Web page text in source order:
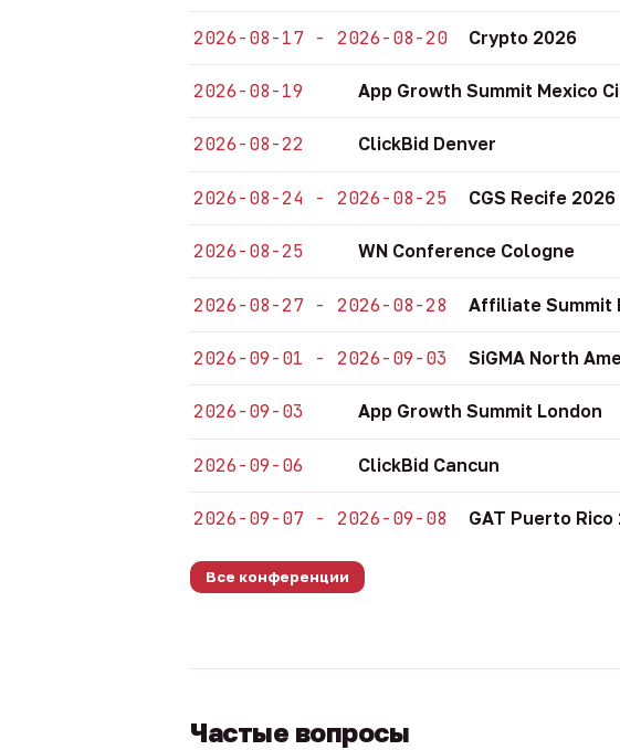
2026-08-17 - 2026-08-20 Crypto 2026
2026-08-19 App Growth Summit Mexico
2026-08-22 ClickBid Denver
2026-08-24 - 2026-08-25 CGS Recife 2026
2026-08-25 WN Conference Cologne
2026-08-27 - 2026-08-28 Affiliate Summit
2026-09-01 - 2026-09-03 SiGMA North
2026-09-03 App Growth Summit London
2026-09-06 ClickBid Cancun
2026-09-07 - 2026-09-08 GAT Puerto Rico
Все конференции
Частые вопросы